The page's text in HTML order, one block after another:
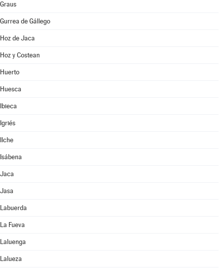
Graus
Gurrea de Gállego
Hoz de Jaca
Hoz y Costean
Huerto
Huesca
Ibieca
Igriés
Ilche
Isábena
Jaca
Jasa
Labuerda
La Fueva
Laluenga
Lalueza